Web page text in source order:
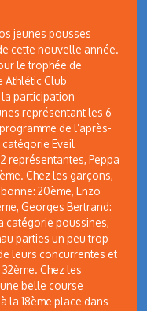
jeunes pousses
cette nouvelle année.
le trophée de
Athlétic Club
participation
représentant les 6
de l’après-
Eveil
représentantes, Peppa
Chez les garçons,
20ème, Enzo
Georges Bertrand:
catégorie poussines,
parties un peu trop
leurs concurrentes et
Chez les
belle course
la 18ème place dans